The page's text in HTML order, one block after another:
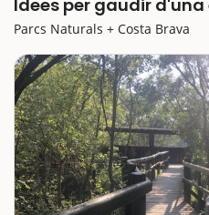
Idees per gaudir
Parcs Naturals + Costa Brava